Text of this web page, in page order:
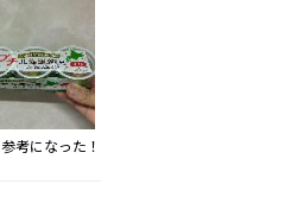
参考になった！